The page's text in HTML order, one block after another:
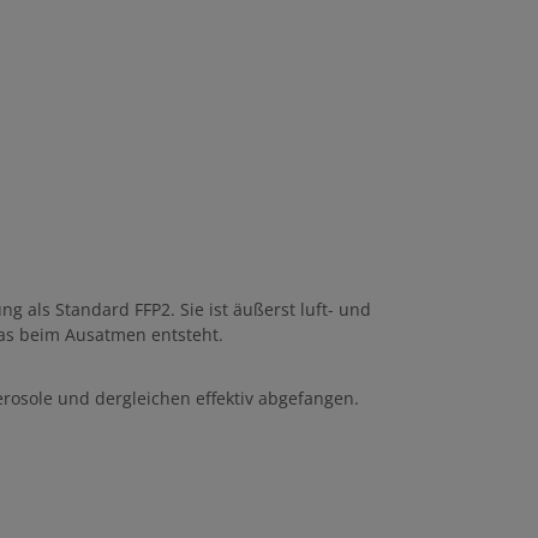
als Standard FFP2. Sie ist äußerst luft- und
beim Ausatmen entsteht.
und dergleichen effektiv abgefangen.